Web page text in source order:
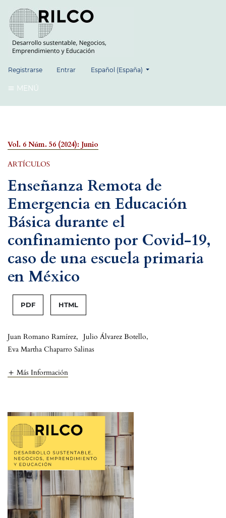
Registrarse Entrar Español (España)
MENÚ
Vol. 6 Núm. 56 (2024): Junio
ARTÍCULOS
Enseñanza Remota de
Emergencia en Educación
Básica durante el
confinamiento por Covid-19,
caso de una escuela primaria
en México
PDF HTML
Juan Romano Ramírez, Julio Álvarez Botello,
Eva Martha Chaparro Salinas
Más Información